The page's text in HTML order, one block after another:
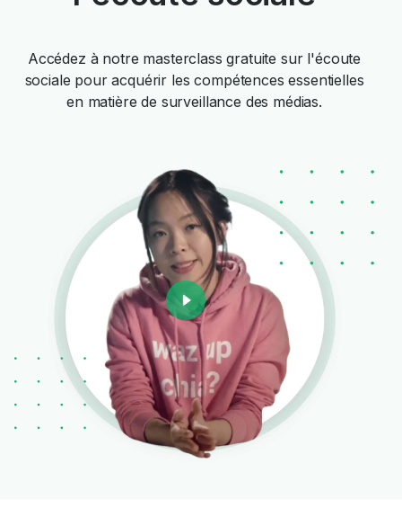
Accédez à notre masterclass gratuite sur l'écoute
sociale pour acquérir les compétences essentielles
en matière de surveillance des médias.